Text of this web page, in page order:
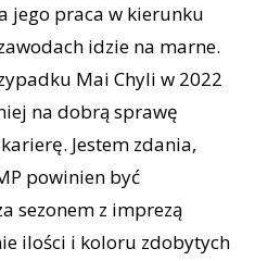
jego praca w kierunku
idzie na marne.
Mai Chyli w 2022
na dobrą sprawę
Jestem zdania,
powinien być
sezonem z imprezą
ilości i koloru zdobytych